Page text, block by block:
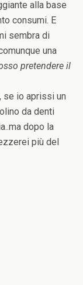
alla base
consumi. E
sembra di
una
pretendere il
se io aprissi un
da denti
dopo la
più del